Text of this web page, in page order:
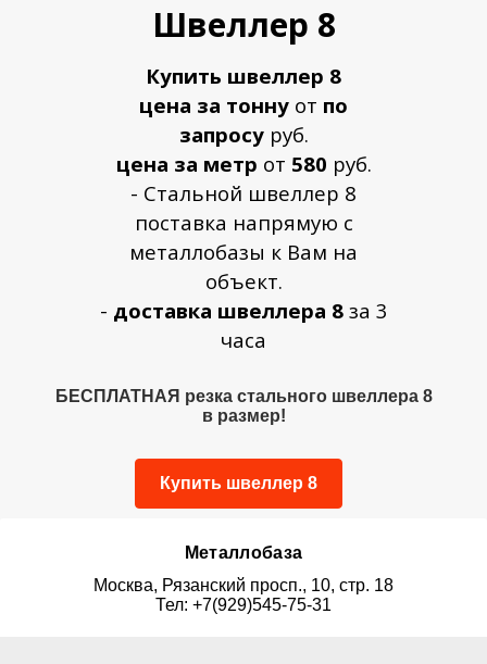
Швеллер 8
Купить швеллер 8
цена за тонну от по
запросу руб.
цена за метр от 580 руб.
- Стальной швеллер 8
поставка напрямую с
металлобазы к Вам на
объект.
- доставка швеллера 8 за 3
часа
БЕСПЛАТНАЯ резка стального швеллера 8
в размер!
Купить швеллер 8
Металлобаза
Москва, Рязанский просп., 10, стр. 18
Тел: +7(929)545-75-31